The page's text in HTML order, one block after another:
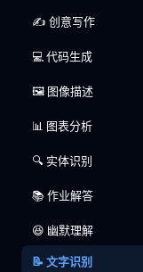
✍️ 创意写作
💻 代码生成
🖼️ 图像描述
📊 图表分析
🔍 实体识别
📚 作业解答
😆 幽默理解
📝 文字识别